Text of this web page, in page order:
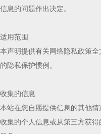
信息的问题作出决定。
适用范围
本声明提供有关网络隐私政策
的隐私保护惯例。
收集的信息
本站在您自愿提供信息的其他
收集的个人信息或从第三方获